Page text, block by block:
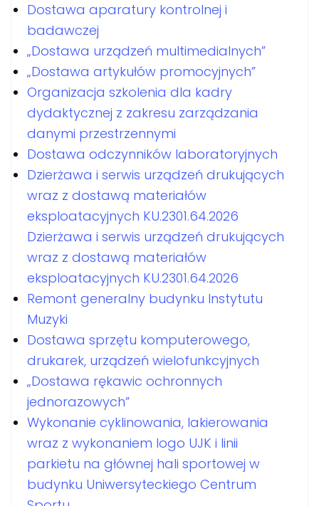
Dostawa aparatury kontrolnej i
badawczej
„Dostawa urządzeń multimedialnych”
„Dostawa artykułów promocyjnych”
Organizacja szkolenia dla kadry
dydaktycznej z zakresu zarządzania
danymi przestrzennymi
Dostawa odczynników laboratoryjnych
Dzierżawa i serwis urządzeń drukujących
wraz z dostawą materiałów
eksploatacyjnych KU.2301.64.2026
Dzierżawa i serwis urządzeń drukujących
wraz z dostawą materiałów
eksploatacyjnych KU.2301.64.2026
Remont generalny budynku Instytutu
Muzyki
Dostawa sprzętu komputerowego,
drukarek, urządzeń wielofunkcyjnych
„Dostawa rękawic ochronnych
jednorazowych”
Wykonanie cyklinowania, lakierowania
wraz z wykonaniem logo UJK i linii
parkietu na głównej hali sportowej w
budynku Uniwersyteckiego Centrum